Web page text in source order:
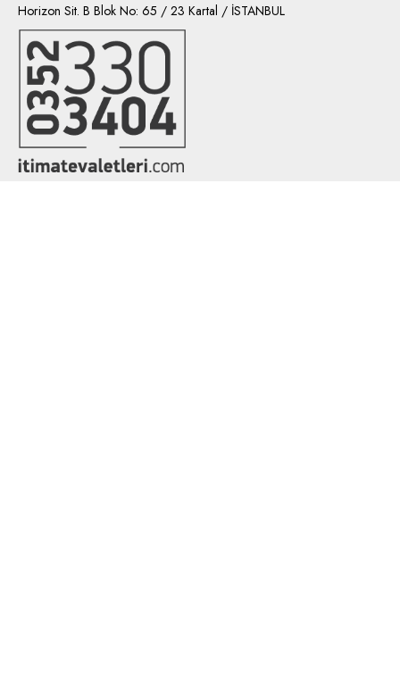
Horizon Sit. B Blok No: 65 / 23 Kartal / İSTANBUL